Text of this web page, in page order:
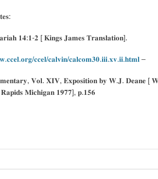
𝟏𝟒:𝟏-𝟐 [ 𝐊𝐢𝐧𝐠𝐬 𝐉𝐚𝐦𝐞𝐬 𝐓𝐫𝐚𝐧𝐬𝐥𝐚𝐭𝐢𝐨𝐧].
𝐜𝐜𝐞𝐥/𝐜𝐚𝐥𝐯𝐢𝐧/𝐜𝐚𝐥𝐜𝐨𝐦𝟑𝟎.𝐢𝐢𝐢.𝐱𝐯.𝐢𝐢.𝐡𝐭𝐦𝐥 –
𝐕𝐨𝐥. 𝐗𝐈𝐕, 𝐄𝐱𝐩𝐨𝐬𝐢𝐭𝐢𝐨𝐧 𝐛𝐲 𝐖.𝐉. 𝐃𝐞𝐚𝐧𝐞 [
𝐌𝐢𝐜𝐡𝐢𝐠𝐚𝐧 𝟏𝟗𝟕𝟕], 𝐩.𝟏𝟓𝟔